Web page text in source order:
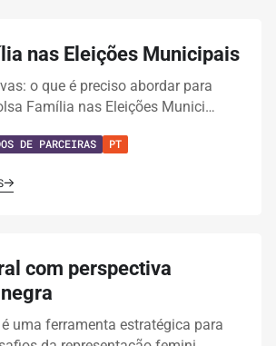
nas Eleições Municipais
o que é preciso abordar para
Família nas Eleições Munici…
DE PARCEIRAS PT
com perspectiva
uma ferramenta estratégica para